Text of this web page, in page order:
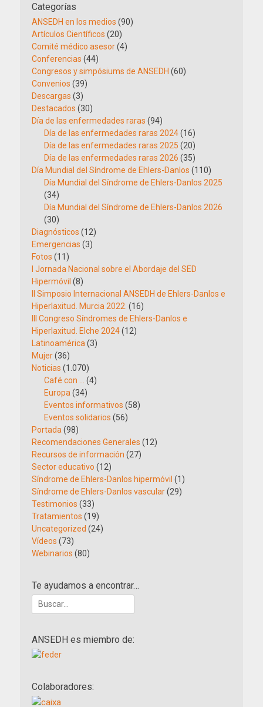
Categorías
ANSEDH en los medios (90)
Artículos Científicos (20)
Comité médico asesor(4)
Conferencias (44)
Congresos y simpósiums de ANSEDH (60)
Convenios (39)
Descargas (3)
Destacados (30)
Día de las enfermedades raras (94)
Día de las enfermedades raras 2024(16)
Día de las enfermedades raras 2025 (20)
Día de las enfermedades raras 2026 (35)
Día Mundial del Síndrome de Ehlers-Danlos (110)
Día Mundial del Síndrome de Ehlers-Danlos 2025
(34)
Día Mundial del Síndrome de Ehlers-Danlos 2026
(30)
Diagnósticos (12)
Emergencias (3)
Fotos (11)
I Jornada Nacional sobre el Abordaje del SED
Hipermóvil (8)
II Simposio Internacional ANSEDH de Ehlers-Danlos e
Hiperlaxitud. Murcia 2022. (16)
III Congreso Síndromes de Ehlers-Danlos e
Hiperlaxitud. Elche 2024(12)
Latinoamérica (3)
Mujer(36)
Noticias (1.070)
Café con …
(4)
Europa (34)
Eventos informativos (58)
Eventos solidarios (56)
Portada (98)
Recomendaciones Generales (12)
Recursos de información (27)
Sector educativo (12)
Síndrome de Ehlers-Danlos hipermóvil (1)
Síndrome de Ehlers-Danlos vascular(29)
Testimonios (33)
Tratamientos (19)
Uncategorized (24)
Vídeos (73)
Webinarios (80)
Te ayudamos a encontrar…
Buscar:
ANSEDH es miembro de:
Colaboradores: